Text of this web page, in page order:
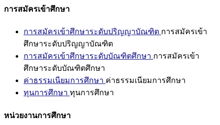
การสมัครเข้าศึกษา
การสมัครเข้าศึกษาระดับปริญญาบัณฑิต การสมัครเข้า
ศึกษาระดับปริญญาบัณฑิต
การสมัครเข้าศึกษาระดับบัณฑิตศึกษา การสมัครเข้า
ศึกษาระดับบัณฑิตศึกษา
ค่าธรรมเนียมการศึกษา ค่าธรรมเนียมการศึกษา
ทุนการศึกษา ทุนการศึกษา
หน่วยงานการศึกษา